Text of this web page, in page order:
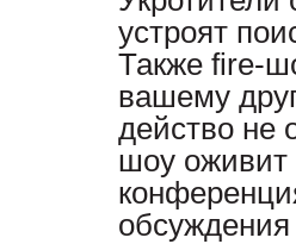
устроят
Также fire-
вашему
действо не
шоу оживит